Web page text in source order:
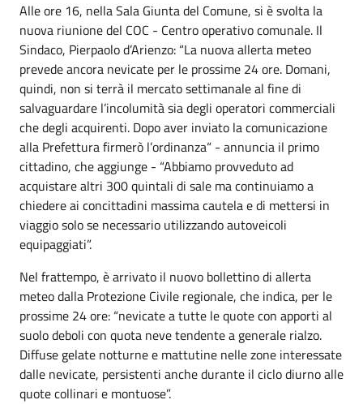
Alle ore 16, nella Sala Giunta del Comune, si è svolta la
nuova riunione del COC - Centro operativo comunale. Il
Sindaco, Pierpaolo d’Arienzo: “La nuova allerta meteo
prevede ancora nevicate per le prossime 24 ore. Domani,
quindi, non si terrà il mercato settimanale al fine di
salvaguardare l’incolumità sia degli operatori commerciali
che degli acquirenti. Dopo aver inviato la comunicazione
alla Prefettura firmerò l’ordinanza“ - annuncia il primo
cittadino, che aggiunge - “Abbiamo provveduto ad
acquistare altri 300 quintali di sale ma continuiamo a
chiedere ai concittadini massima cautela e di mettersi in
viaggio solo se necessario utilizzando autoveicoli
equipaggiati”.
Nel frattempo, è arrivato il nuovo bollettino di allerta
meteo dalla Protezione Civile regionale, che indica, per le
prossime 24 ore: “nevicate a tutte le quote con apporti al
suolo deboli con quota neve tendente a generale rialzo.
Diffuse gelate notturne e mattutine nelle zone interessate
dalle nevicate, persistenti anche durante il ciclo diurno alle
quote collinari e montuose”.